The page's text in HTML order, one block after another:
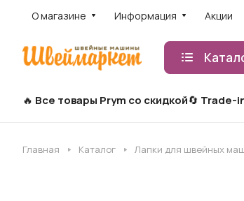
О магазине Информация Акции
Все товары Prym со скидкой Trade-
Главная Каталог Лапки для швейных